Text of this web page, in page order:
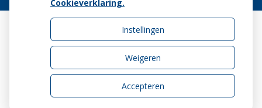
Uw Zorg Online|Beheer
Privacy verklaring Cookie-instellingen Voorwaarden
Cookieverklaring.
Instellingen
Weigeren
Accepteren